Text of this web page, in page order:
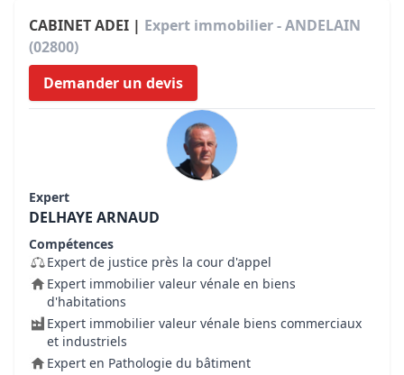
CABINET ADEI | Expert immobilier - ANDELAIN
(02800)
Demander un devis
Expert
DELHAYE ARNAUD
Compétences
Expert de justice près la cour d'appel
Expert immobilier valeur vénale en biens
d'habitations
Expert immobilier valeur vénale biens commerciaux
et industriels
Expert en Pathologie du bâtiment